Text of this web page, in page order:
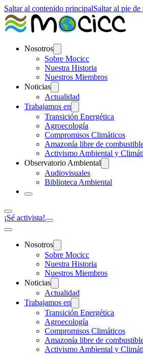
Saltar al contenido principalSaltar al pie de
Nosotros
Sobre Mocicc
Nuestra Historia
Nuestros Miembros
Noticias
Actualidad
Trabajamos en
Transición Energética
Agroecología
Compromisos Climáticos
Amazonía libre de
Activismo Ambiental y
Observatorio Ambiental
Audiovisuales
Biblioteca Ambiental
¡Sé activista!
Nosotros
Sobre Mocicc
Nuestra Historia
Nuestros Miembros
Noticias
Actualidad
Trabajamos en
Transición Energética
Agroecología
Compromisos Climáticos
Amazonía libre de
Activismo Ambiental y